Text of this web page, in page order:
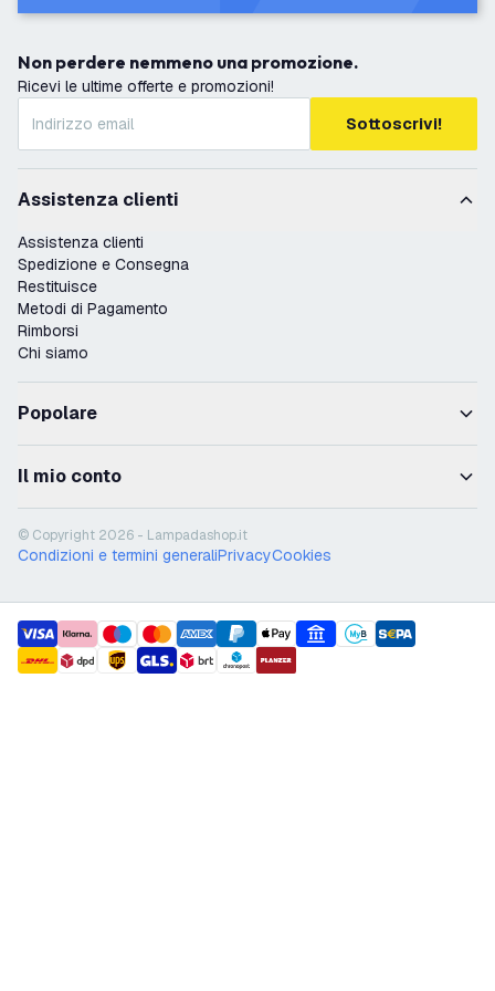
Non perdere nemmeno una promozione.
Ricevi le ultime offerte e promozioni!
Sottoscrivi!
Assistenza clienti
Assistenza clienti
Spedizione e Consegna
Restituisce
Metodi di Pagamento
Rimborsi
Chi siamo
Popolare
Il mio conto
© Copyright 2026 - Lampadashop.it
Condizioni e termini generaliPrivacyCookies
payment methods
shipment methods